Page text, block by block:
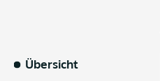
Übersicht